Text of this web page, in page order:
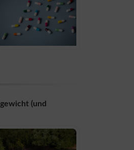
(und